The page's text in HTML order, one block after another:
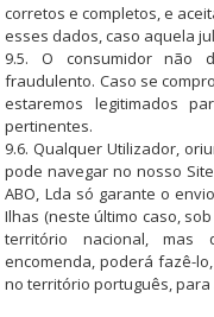
corretos e completos, e
esses dados, caso aquela
9.5. O consumidor não
fraudulento. Caso se
estaremos legitimados
pertinentes.
9.6. Qualquer Utilizador,
pode navegar no nosso
ABO, Lda só garante o
Ilhas (neste último caso,
território nacional,
encomenda, poderá fazê-
no território português,